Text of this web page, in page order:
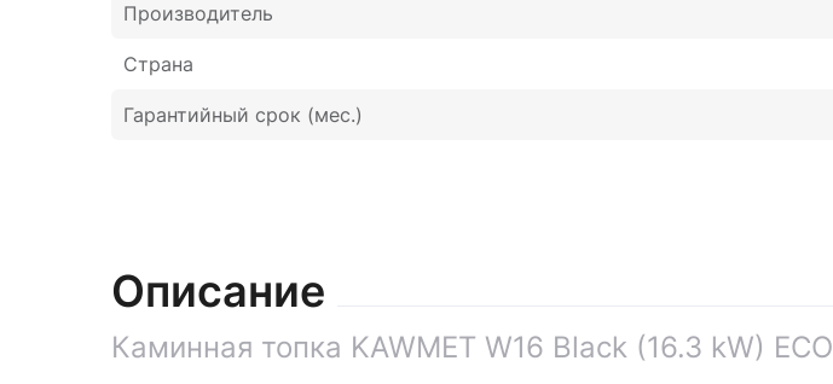
Производитель
Страна
Гарантийный срок (мес.)
Описание
Каминная топка KAWMET W16 Black (16.3 kW) ECO